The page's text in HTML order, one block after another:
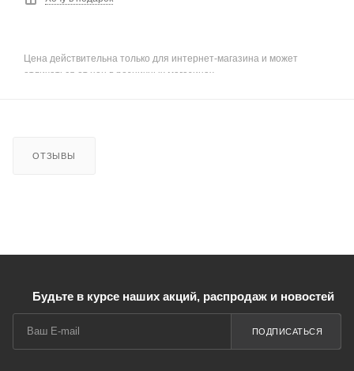
Цена действительна только для интернет-магазина и может
отличаться от цен в розничных магазинах
ОТЗЫВЫ
Будьте в курсе наших акций, распродаж и новостей
ПОДПИСАТЬСЯ